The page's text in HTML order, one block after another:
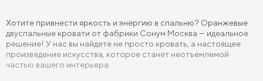
Хотите привнести яркость и энергию в спальню? Оранжевые
двуспальные кровати от фабрики Сонум Москва — идеальное
решение! У нас вы найдете не просто кровать, а настоящее
произведение искусства, которое станет неотъемлемой
частью вашего интерьера.